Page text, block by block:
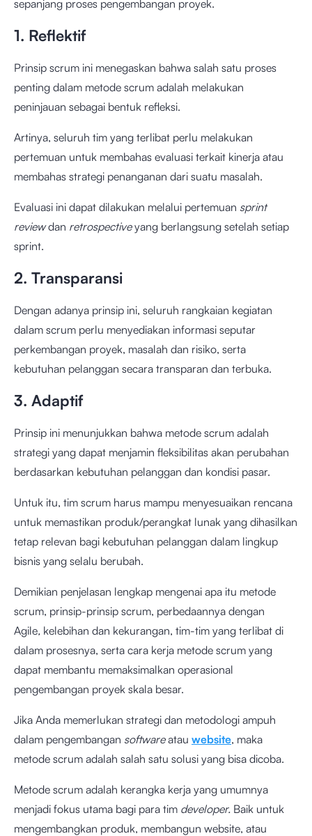
sepanjang proses pengembangan proyek.
1. Reflektif
Prinsip scrum ini menegaskan bahwa salah satu proses
penting dalam metode scrum adalah melakukan
peninjauan sebagai bentuk refleksi.
Artinya, seluruh tim yang terlibat perlu melakukan
pertemuan untuk membahas evaluasi terkait kinerja atau
membahas strategi penanganan dari suatu masalah.
Evaluasi ini dapat dilakukan melalui pertemuan sprint
reviewdan retrospectiveyang berlangsung setelah setiap
sprint.
2. Transparansi
Dengan adanya prinsip ini, seluruh rangkaian kegiatan
dalam scrum perlu menyediakan informasi seputar
perkembangan proyek, masalah dan risiko, serta
kebutuhan pelanggan secara transparan dan terbuka.
3. Adaptif
Prinsip ini menunjukkan bahwa metode scrum adalah
strategi yang dapat menjamin fleksibilitas akan perubahan
berdasarkan kebutuhan pelanggan dan kondisi pasar.
Untuk itu, tim scrum harus mampu menyesuaikan rencana
untuk memastikan produk/perangkat lunak yang dihasilkan
tetap relevan bagi kebutuhan pelanggan dalam lingkup
bisnis yang selalu berubah.
Demikian penjelasan lengkap mengenai apa itu metode
scrum, prinsip-prinsip scrum, perbedaannya dengan
Agile, kelebihan dan kekurangan, tim-tim yang terlibat di
dalam prosesnya, serta cara kerja metode scrum yang
dapat membantu memaksimalkan operasional
pengembangan proyek skala besar.
Jika Anda memerlukan strategi dan metodologi ampuh
dalam pengembangan softwareatau website, maka
metode scrum adalah salah satu solusi yang bisa dicoba.
Metode scrum adalah kerangka kerja yang umumnya
menjadi fokus utama bagi para tim developer. Baik untuk
mengembangkan produk, membangun website, atau